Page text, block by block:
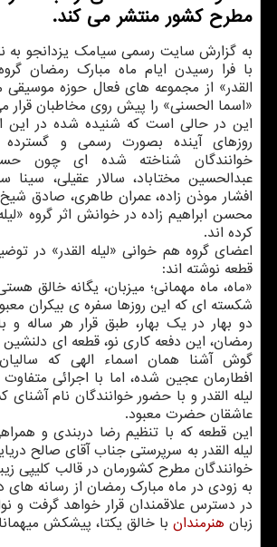
مطرح کشور منتشر می کند.
به گزارش سایت رسمی سیامک یزدانجو به
با فرا رسیدن ایام ماه مبارک رمضان
القدر» از مجموعه های فعال حوزه موسیقی
«اسما الحسنی» را پیش روی مخاطبان قرار
این در حالی است که شنیده شده در این
روزهای آینده بصورت رسمی و
خوانندگان شناخته شده ای چون
عبدالحسین مختاباد، سالار عقیلی، سینا
افشار موذن زاده، عمران طاهری، صادق
محسن ابراهیم زاده در خوانش اثر گروه
کرده اند.
اعضای گروه هم خوانی «لیله القدر» در
قطعه نوشته اند:
«ماه، ماه مهمانی؛ میزبان، یگانه خالق
شکسته ای که این روزها سفره ی بیکران
دو بهار در یک بهار، طبق قرار هر ساله و
رمضان، این دفعه کاری نو، قطعه ای دلنشین
گوش آشنا همان اسماء الهی که
افطارمان عجین شده، اما با اجرائی متفاوت
لیله القدر و با حضور خوانندگان نام
عاشقان حضرت معبود.
این قطعه که با تنظیم رضا دربندی و
لیله القدر به سرپرستی جناب آقای صالح
خوانندگان مطرح کشورمان در قالب کلیپی
به زودی در ماه مبارک رمضان از رسانه های
در دسترس علاقمندان قرار خواهد گرفت و
زبان هنرمندان با خالق یکتا، پیشکش